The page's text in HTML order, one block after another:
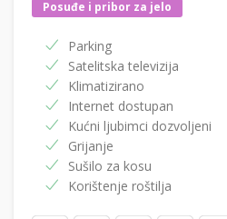
Posuđe i pribor za jelo
Parking
Satelitska televizija
Klimatizirano
Internet dostupan
Kućni ljubimci dozvoljeni
Grijanje
Sušilo za kosu
Korištenje roštilja